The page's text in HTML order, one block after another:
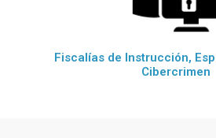
Fiscalías de Instrucción,
Cibercrimen